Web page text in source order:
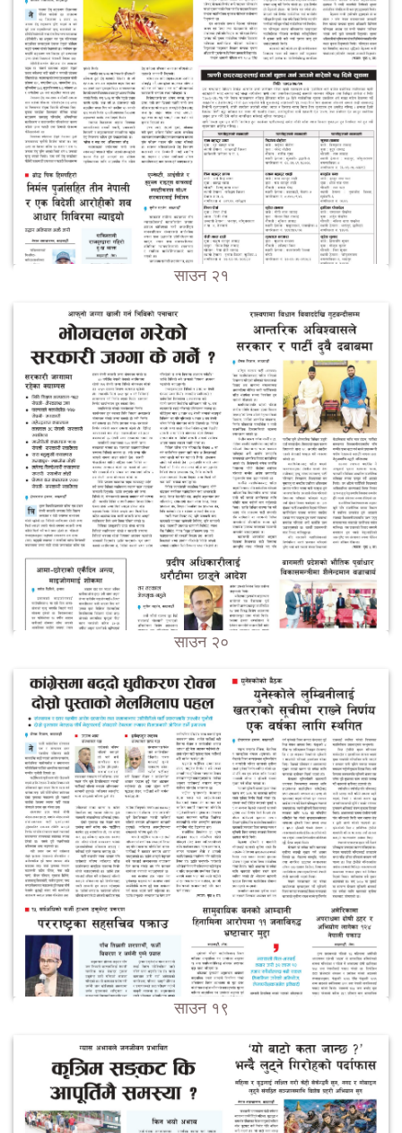
साउन २१
साउन २०
साउन १९